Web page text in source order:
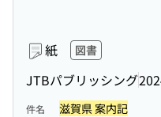
紙 図書
JTBパブリッシング
件名 滋賀県 案内記